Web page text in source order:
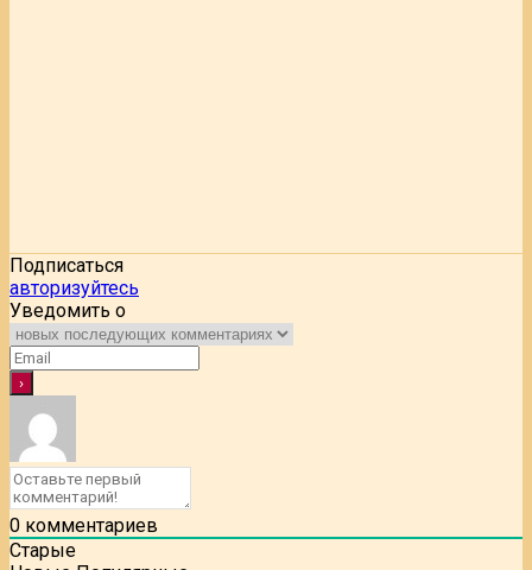
Подписаться
авторизуйтесь
Уведомить о
0 комментариев
Старые